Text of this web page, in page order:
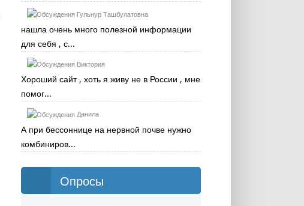
Гульнур Ташбулатовна
нашла очень много полезной информации
для себя , с...
Виктория
Хороший сайт , хоть я живу не в России , мне
помог...
Данила
А при бессоннице на нервной почве нужно
комбиниров...
Опросы